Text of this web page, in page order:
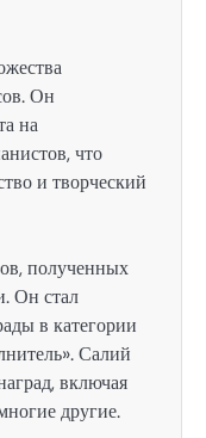
Он
на
что
и творческий
полученных
Он стал
в категории
Салий
включая
другие.